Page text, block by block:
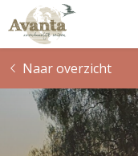
Naar overzicht